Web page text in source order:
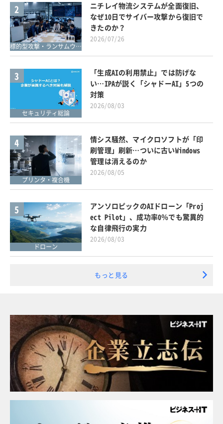
2
標的型攻撃・ランサムウェア対策
ニチレイ物流システムが全面復旧、
なぜ10日でサイバー攻撃から復旧で
きたのか？
2026/07/26
3
セキュリティ総論
「生成AIの利用禁止」では防げな
い…IPAが説く「シャドーAI」5つの
対策
2026/08/03
4
プリンタ・複合機
情シス騒然、マイクロソフトが「印
刷管理」刷新…ついに古いWindows
管理は消えるのか
2026/08/05
5
ドローン
アンソロピックのAIドローン「Proj
ect Pilot」、成功率0％でも驚異的
な自律飛行の実力
2026/08/03
もっと見る